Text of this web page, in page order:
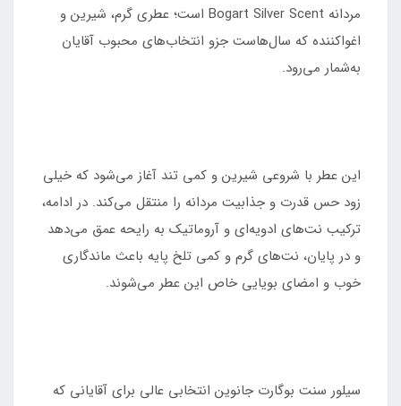
مردانه Bogart Silver Scent است؛ عطری گرم، شیرین و
اغواکننده که سال‌هاست جزو انتخاب‌های محبوب آقایان
به‌شمار می‌رود.
این عطر با شروعی شیرین و کمی تند آغاز می‌شود که خیلی
زود حس قدرت و جذابیت مردانه را منتقل می‌کند. در ادامه،
ترکیب نت‌های ادویه‌ای و آروماتیک به رایحه عمق می‌دهد
و در پایان، نت‌های گرم و کمی تلخ پایه باعث ماندگاری
خوب و امضای بویایی خاص این عطر می‌شوند.
سیلور سنت بوگارت جانوین انتخابی عالی برای آقایانی که